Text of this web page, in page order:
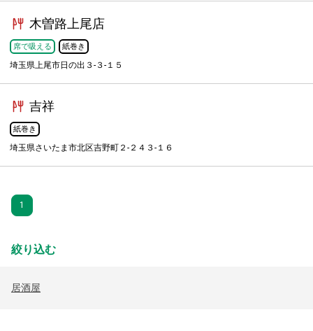
木曽路上尾店
席で吸える 紙巻き
埼玉県上尾市日の出３-３-１５
吉祥
紙巻き
埼玉県さいたま市北区吉野町２-２４３-１６
1
絞り込む
居酒屋